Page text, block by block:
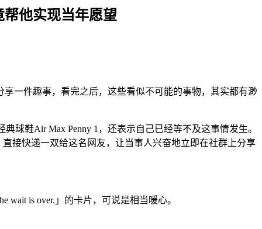
他实现当年愿望
一件趣事，看完之后，这些看似不可能的事物，其实都有渺
球鞋Air Max Penny 1，还表示自己已经等不及这事情发生。
接快递一双给这名网友，让当事人兴奋地立即在社群上分享
is over.」的卡片，可说是相当暖心。